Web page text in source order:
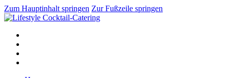
Zum Hauptinhalt springen Zur Fußzeile springen